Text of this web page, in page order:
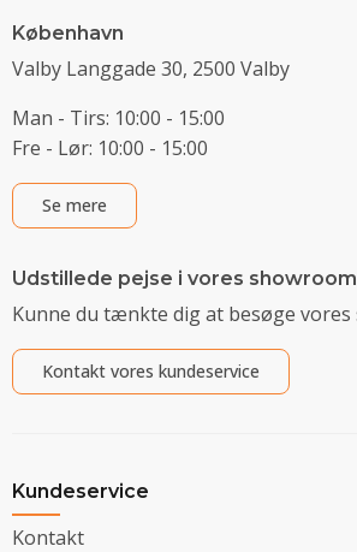
København
Valby Langgade 30, 2500 Valby
Man - Tirs: 10:00 - 15:00
Fre - Lør: 10:00 - 15:00
Se mere
Udstillede pejse i vores
Kunne du tænkte dig at besøge vores
Kontakt vores kundeservice
Kundeservice
Kontakt